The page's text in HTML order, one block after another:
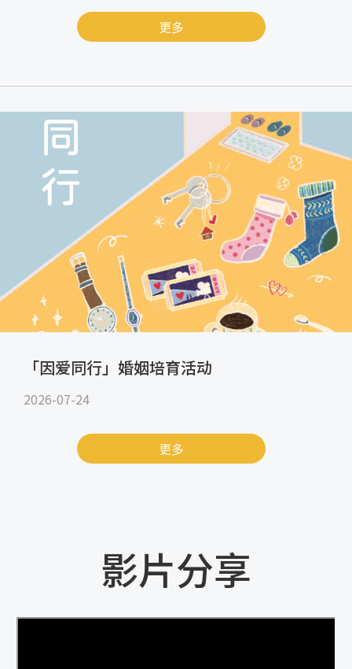
更多
「因爱同行」婚姻培育活动
2026-07-24
更多
影片分享